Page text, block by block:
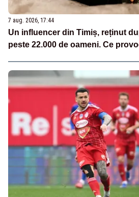
7 aug. 2026, 17:44
Un influencer din Timiș, reținut
peste 22.000 de oameni. Ce